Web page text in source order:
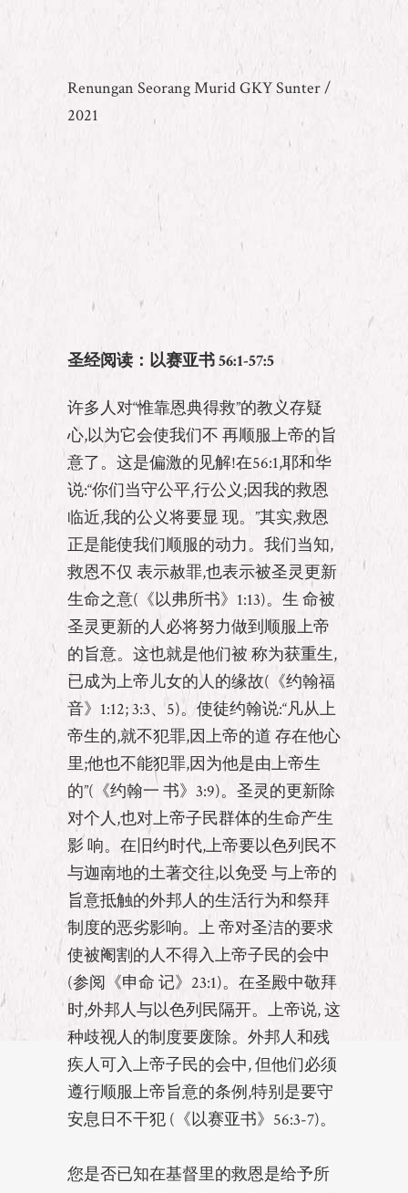
Renungan Seorang Murid GKY Sunter /
2021
圣经阅读：以赛亚书56:1-57:5
许多人对“惟靠恩典得救”的教义存疑
心,以为它会使我们不 再顺服上帝的旨
意了。这是偏激的见解!在56:1,耶和华
说:“你们当守公平,行公义;因我的救恩
临近,我的公义将要显 现。”其实,救恩
正是能使我们顺服的动力。我们当知,
救恩不仅 表示赦罪,也表示被圣灵更新
生命之意(《以弗所书》1:13)。生 命被
圣灵更新的人必将努力做到顺服上帝
的旨意。这也就是他们被 称为获重生,
已成为上帝儿女的人的缘故(《约翰福
音》1:12; 3:3、5)。使徒约翰说:“凡从上
帝生的,就不犯罪,因上帝的道 存在他心
里;他也不能犯罪,因为他是由上帝生
的”(《约翰一 书》3:9)。圣灵的更新除
对个人,也对上帝子民群体的生命产生
影 响。在旧约时代,上帝要以色列民不
与迦南地的土著交往,以免受 与上帝的
旨意抵触的外邦人的生活行为和祭拜
制度的恶劣影响。上 帝对圣洁的要求
使被阉割的人不得入上帝子民的会中
(参阅《申命 记》23:1)。在圣殿中敬拜
时,外邦人与以色列民隔开。上帝说, 这
种歧视人的制度要废除。外邦人和残
疾人可入上帝子民的会中, 但他们必须
遵行顺服上帝旨意的条例,特别是要守
安息日不干犯 (《以赛亚书》56:3-7)。
您是否已知在基督里的救恩是给予所